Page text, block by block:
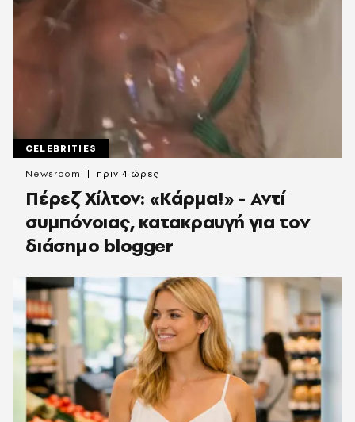
CELEBRITIES
Πέρεζ Χίλτον: «Κάρμα!» - Αντί
συμπόνοιας, κατακραυγή για τον
διάσημο blogger
Newsroom πριν 4 ώρες